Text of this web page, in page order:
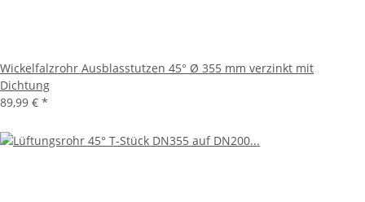
Wickelfalzrohr Ausblasstutzen 45° Ø 355 mm verzinkt mit
Dichtung
89,99 € *